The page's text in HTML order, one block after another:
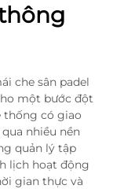
che sân padel
một bước đột
thống có giao
nhiều nền
quản lý tập
lịch hoạt động
gian thực và